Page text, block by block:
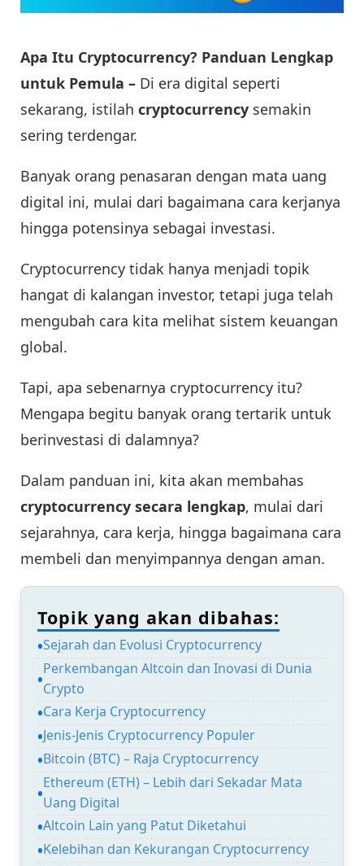
Apa Itu Cryptocurrency? Panduan Lengkap
untuk Pemula – Di era digital seperti
sekarang, istilah cryptocurrency semakin
sering terdengar.
Banyak orang penasaran dengan mata uang
digital ini, mulai dari bagaimana cara kerjanya
hingga potensinya sebagai investasi.
Cryptocurrency tidak hanya menjadi topik
hangat di kalangan investor, tetapi juga telah
mengubah cara kita melihat sistem keuangan
global.
Tapi, apa sebenarnya cryptocurrency itu?
Mengapa begitu banyak orang tertarik untuk
berinvestasi di dalamnya?
Dalam panduan ini, kita akan membahas
cryptocurrency secara lengkap, mulai dari
sejarahnya, cara kerja, hingga bagaimana cara
membeli dan menyimpannya dengan aman.
Topik yang akan dibahas:
Sejarah dan Evolusi Cryptocurrency
Perkembangan Altcoin dan Inovasi di Dunia
Crypto
Cara Kerja Cryptocurrency
Jenis-Jenis Cryptocurrency Populer
Bitcoin (BTC) – Raja Cryptocurrency
Ethereum (ETH) – Lebih dari Sekadar Mata
Uang Digital
Altcoin Lain yang Patut Diketahui
Kelebihan dan Kekurangan Cryptocurrency